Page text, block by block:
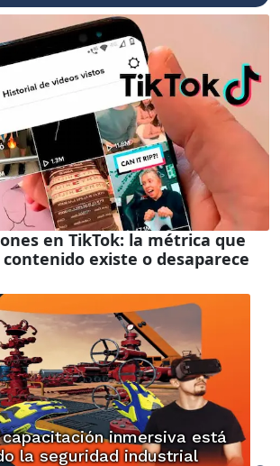
en TikTok: la métrica que
existe o desaparece
inmersiva está
la seguridad industrial